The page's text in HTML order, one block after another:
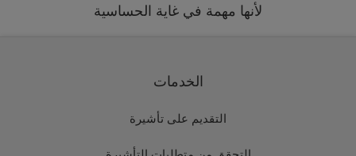
لأنها مهمة في غاية الحساسية
الخدمات
التقديم على تأشيرة